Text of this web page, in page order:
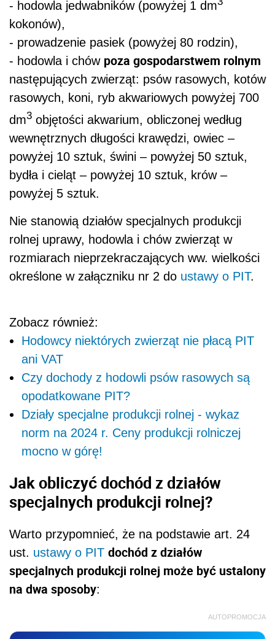
- hodowla jedwabników (powyżej 1 dm
kokonów),
- prowadzenie pasiek (powyżej 80 rodzin),
- hodowla i chów poza gospodarstwem rolnym
następujących zwierząt: psów rasowych, kotów
rasowych, koni, ryb akwariowych powyżej 700
dm3 objętości akwarium, obliczonej według
wewnętrznych długości krawędzi, owiec –
powyżej 10 sztuk, świni – powyżej 50 sztuk,
bydła i cieląt – powyżej 10 sztuk, krów –
powyżej 5 sztuk.
Nie stanowią działów specjalnych produkcji
rolnej uprawy, hodowla i chów zwierząt w
rozmiarach nieprzekraczających ww. wielkości
określone w załączniku nr 2 do ustawy o PIT.
Zobacz również:
Hodowcy niektórych zwierząt nie płacą PIT
ani VAT
Czy dochody z hodowli psów rasowych są
opodatkowane PIT?
Działy specjalne produkcji rolnej - wykaz
norm na 2024 r. Ceny produkcji rolniczej
mocno w górę!
Jak obliczyć dochód z działów
specjalnych produkcji rolnej?
Warto przypomnieć, że na podstawie art. 24
ust. ustawy o PIT dochód z działów
specjalnych produkcji rolnej może być ustalony
na dwa sposoby:
AUTOPROMOCJA